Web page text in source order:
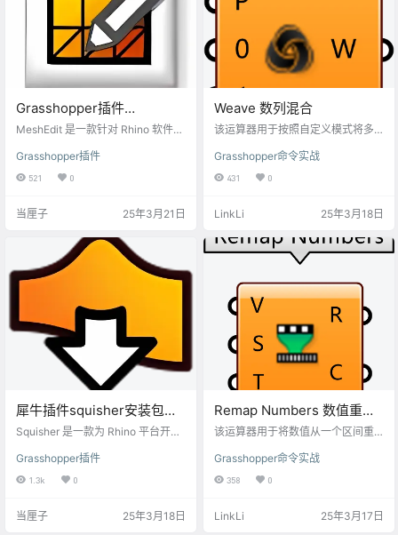
Grasshopper插件
smeshedit安装包下载
MeshEdit 是一款针对 Rhino 软件的
注于增强网格（Mesh）的处理能
力，适用于建筑设计、工业造型、
Grasshopper插件
521 0
当厘子 25年3月21日
Weave 数列混合
该运算器用于按照自定义模式将多
的输出序列。输入参数包括定义编
织模式的索引值列表和多个数据
泛应用于数据重组、序列操作和参
案生成和复杂逻辑流程的构建，提
供灵活、可定制的数据操作支持。
Grasshopper命令实战
431 0
LinkLi 25年3月18日
犀牛插件squisher安装包下
载
Squisher 是一款为 Rhino 平台开发
开与变形处理，尤其适用于双曲面
（非可展曲面）的扁平化操作
Grasshopper插件
1.3k 0
当厘子 25年3月18日
Remap Numbers 数值重映
射
该运算器用于将数值从一个区间重
尺度或范围之间的数据转换。输入
参数包括需要重新映射的数值、源
值重映射在Grasshopper中广泛应用
Grasshopper命令实战
358 0
LinkLi 25年3月17日